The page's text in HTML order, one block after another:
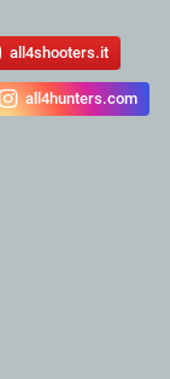
all4shooters.it
all4hunters.com